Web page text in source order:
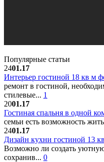
Популярные статьи
2401.17
Интерьер гостиной 18 кв м
ремонт в гостиной,
стилевые... 1
2001.17
Гостиная спальня в одной
семьи есть возможность
2401.17
Дизайн кухни гостиной 13
Возможно ли создать
сохранив... 0